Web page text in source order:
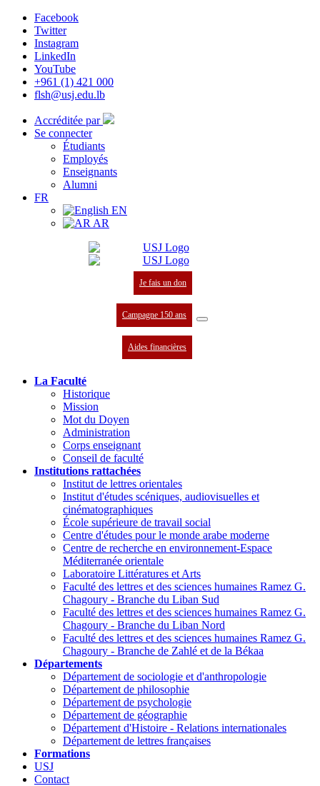
Facebook
Twitter
Instagram
LinkedIn
YouTube
+961 (1) 421 000
flsh@usj.edu.lb
Accréditée par
Se connecter
Étudiants
Employés
Enseignants
Alumni
FR
EN
AR
Je fais un don
Campagne 150 ans
Aides financières
La Faculté
Historique
Mission
Mot du Doyen
Administration
Corps enseignant
Conseil de faculté
Institutions rattachées
Institut de lettres orientales
Institut d'études scéniques, audiovisuelles et
cinématographiques
École supérieure de travail social
Centre d'études pour le monde arabe moderne
Centre de recherche en environnement-Espace
Méditerranée orientale
Laboratoire Littératures et Arts
Faculté des lettres et des sciences humaines Ramez G.
Chagoury - Branche du Liban Sud
Faculté des lettres et des sciences humaines Ramez G.
Chagoury - Branche du Liban Nord
Faculté des lettres et des sciences humaines Ramez G.
Chagoury - Branche de Zahlé et de la Békaa
Départements
Département de sociologie et d'anthropologie
Département de philosophie
Département de psychologie
Département de géographie
Département d'Histoire - Relations internationales
Département de lettres françaises
Formations
USJ
Contact